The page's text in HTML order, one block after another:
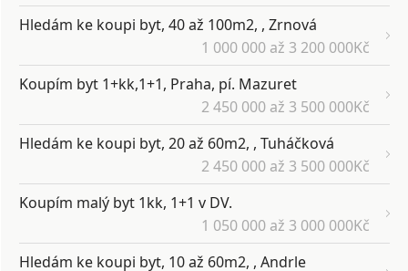
Hledám ke koupi byt, 40 až 100m2, , Zrnová
1 000 000 až 3 200 000Kč
Koupím byt 1+kk,1+1, Praha, pí. Mazuret
2 450 000 až 3 500 000Kč
Hledám ke koupi byt, 20 až 60m2, , Tuháčková
2 450 000 až 3 500 000Kč
Koupím malý byt 1kk, 1+1 v DV.
1 050 000 až 3 000 000Kč
Hledám ke koupi byt, 10 až 60m2, , Andrle